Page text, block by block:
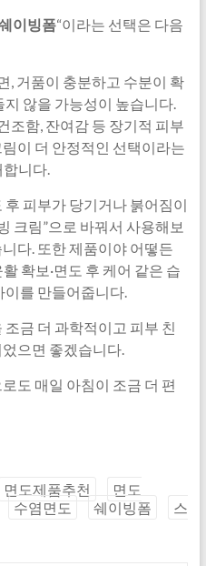
이빙폼“이라는 선택은 다음
, 거품이 충분하고 수분이 확
않을 가능성이 높습니다.
조함, 잔여감 등 장기적 피부
이 더 안정적인 선택이라는
니다.
피부가 당기거나 붉어짐이
크림”으로 바꿔서 사용해보
다. 또한 제품이야 어떻든
확보·면도 후 케어 같은 습
를 만들어줍니다.
금 더 과학적이고 피부 친
으면 좋겠습니다.
도 매일 아침이 조금 더 편
면도제품추천
면도
수염면도 쉐이빙폼
스